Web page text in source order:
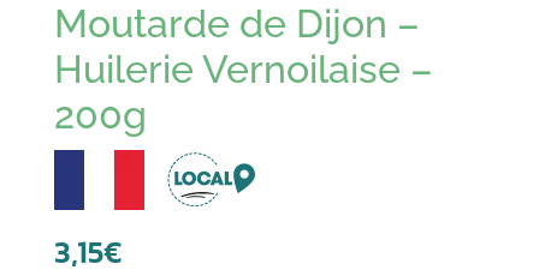
Moutarde de Dijon –
Huilerie Vernoilaise –
200g
3,15€